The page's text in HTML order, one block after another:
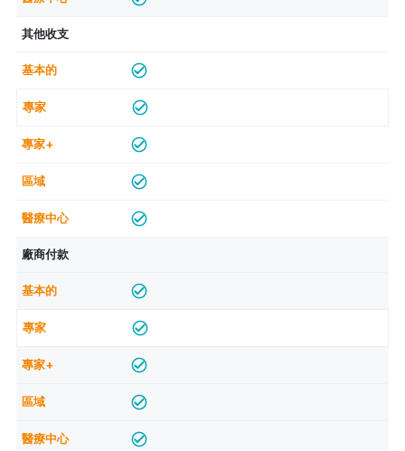
其他收支
廠商付款